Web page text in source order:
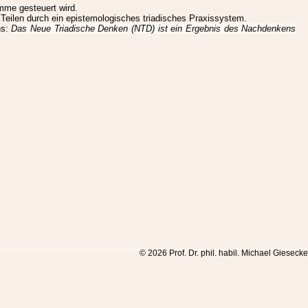
gesteuert wird.
durch ein epistemologisches triadisches Praxissystem.
Das Neue Triadische Denken (NTD) ist ein Ergebnis des Nachdenkens
© 2026 Prof. Dr. phil. habil. Michael Giesecke